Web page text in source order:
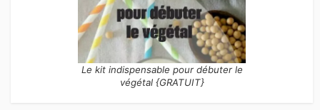
Le kit indispensable pour débuter le
végétal {GRATUIT}